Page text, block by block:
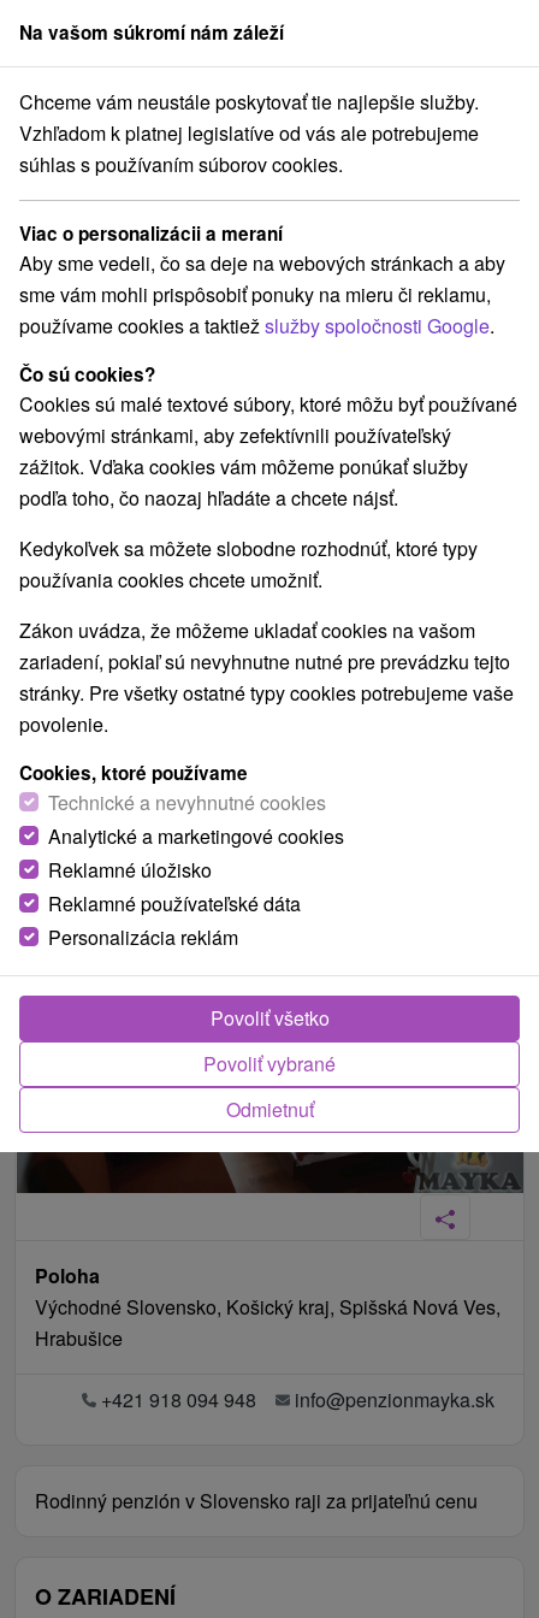
člen skupinySorger
Slovensko Košický kraj Hrabušice Penzión Mayka Hrabušice
Penzión Mayka Hrabušice
Hrabušice
Rezervovať cez booking
REZERVÁCIA A VÝBER POBYTU
Kontaktujte priamo ubytovateľa.
Navigovať do miesta
O ZARIADENÍ VYBAVENIE
Poloha
Východné Slovensko, Košický kraj, Spišská Nová Ves,
Hrabušice
+421 918 094 948 info@penzionmayka.sk
Rodinný penzión v Slovensko raji za prijateľnú cenu
O ZARIADENÍ
Na vašom súkromí nám záleží
Chceme vám neustále poskytovať tie najlepšie služby.
Vzhľadom k platnej legislatíve od vás ale potrebujeme
súhlas s používaním súborov cookies.
Viac o personalizácii a meraní
Aby sme vedeli, čo sa deje na webových stránkach a aby
sme vám mohli prispôsobiť ponuky na mieru či reklamu,
používame cookies a taktiežslužby spoločnosti Google.
Čo sú cookies?
Cookies sú malé textové súbory, ktoré môžu byť používané
webovými stránkami, aby zefektívnili používateľský
zážitok. Vďaka cookies vám môžeme ponúkať služby
podľa toho, čo naozaj hľadáte a chcete nájsť.
Kedykoľvek sa môžete slobodne rozhodnúť, ktoré typy
používania cookies chcete umožniť.
Zákon uvádza, že môžeme ukladať cookies na vašom
zariadení, pokiaľ sú nevyhnutne nutné pre prevádzku tejto
stránky. Pre všetky ostatné typy cookies potrebujeme vaše
povolenie.
Cookies, ktoré používame
Technické a nevyhnutné cookies
Analytické a marketingové cookies
Reklamné úložisko
Reklamné používateľské dáta
Personalizácia reklám
Odmietnuť
Povoliť vybrané
Povoliť všetko